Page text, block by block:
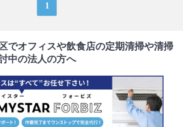
1
でオフィスや飲食店の定期清掃や清掃
中の法人の方へ